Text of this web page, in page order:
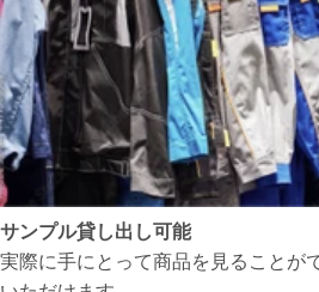
サンプル貸し出し可能
実際に手にとって商品を見ることが